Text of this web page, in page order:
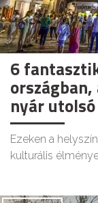
6
nyár
Ezeken a
kulturális